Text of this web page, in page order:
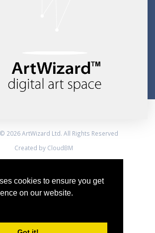
cookies to ensure you get
on our website.
2026 ArtWizard Ltd. All Rights Reserved
Created by CloudBM